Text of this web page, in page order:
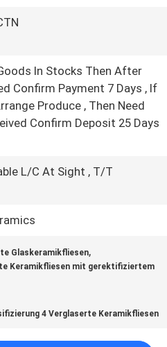
In Stocks Then After
Confirm Payment 7 Days , If
Produce , Then Need
Confirm Deposit 25 Days
L/C At Sight , T/T
Glaskeramikfliesen,
Keramikfliesen mit gerektifiziertem
4 Verglaserte Keramikfliesen